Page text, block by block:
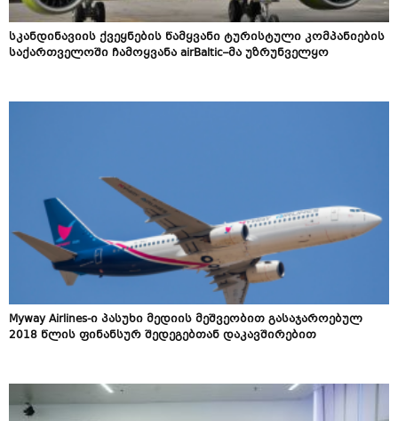
სკანდინავიის ქვეყნების წამყვანი ტურისტული კომპანიების
საქართველოში ჩამოყვანა airBaltic–მა უზრუნველყო
Myway Airlines-ი პასუხი მედიის მეშვეობით გასაჯაროებულ
2018 წლის ფინანსურ შედეგებთან დაკავშირებით